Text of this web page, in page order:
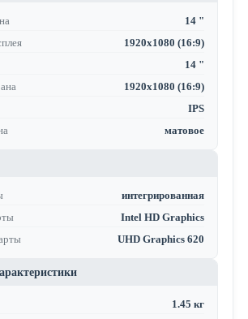
14 "
1920x1080 (16:9)
14 "
1920x1080 (16:9)
IPS
матовое
интегрированная
Intel HD Graphics
UHD Graphics 620
1.45 кг